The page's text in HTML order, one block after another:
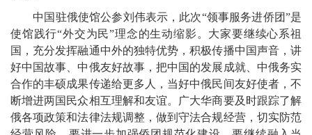
中国驻俄使馆公参刘伟表示，此次“领事服务进侨团”是
使馆践行“外交为民”理念的生动缩影。大家要继续心系祖
国，充分发挥融通中外的独特优势，积极传播中国声音，讲
好中国故事、中俄友好故事，把中国的发展成就、中俄务实
合作的丰硕成果传递给更多人，当好中俄民间友好使者，不
断增进两国民众相互理解和友谊。广大华商要及时跟踪了解
俄各项政策和法律法规调整，做到守法合规经营，切实防范